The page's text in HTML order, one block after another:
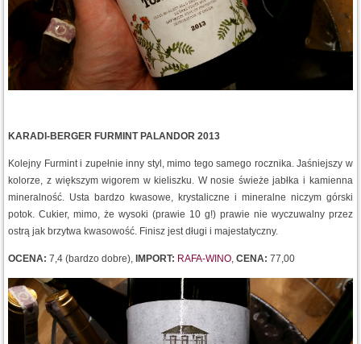
KARADI-BERGER FURMINT PALANDOR 2013
Kolejny Furmint i zupełnie inny styl, mimo tego samego rocznika. Jaśniejszy w
kolorze, z większym wigorem w kieliszku. W nosie świeże jabłka i kamienna
mineralność. Usta bardzo kwasowe, krystaliczne i mineralne niczym górski
potok. Cukier, mimo, że wysoki (prawie 10 g!) prawie nie wyczuwalny przez
ostrą jak brzytwa kwasowość. Finisz jest długi i majestatyczny.
OCENA: 7,4 (bardzo dobre), IMPORT: RAFA-WINO,CENA: 77,00